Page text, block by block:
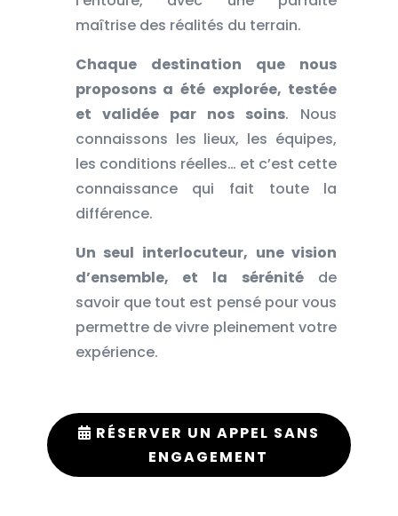
maîtrise des réalités du terrain.
Chaque destination que nous
proposons a été explorée, testée
et validée par nos soins. Nous
connaissons les lieux, les équipes,
les conditions réelles… et c’est cette
connaissance qui fait toute la
différence.
Un seul interlocuteur, une vision
d’ensemble, et la sérénitéde
savoir que tout est pensé pour vous
permettre de vivre pleinement votre
expérience.
RÉSERVER UN APPEL SANS
ENGAGEMENT